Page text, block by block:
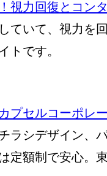
視力回復とコン
ていて、視力を
トです。
プセルコーポレ
ラシデザイン、
定額制で安心。